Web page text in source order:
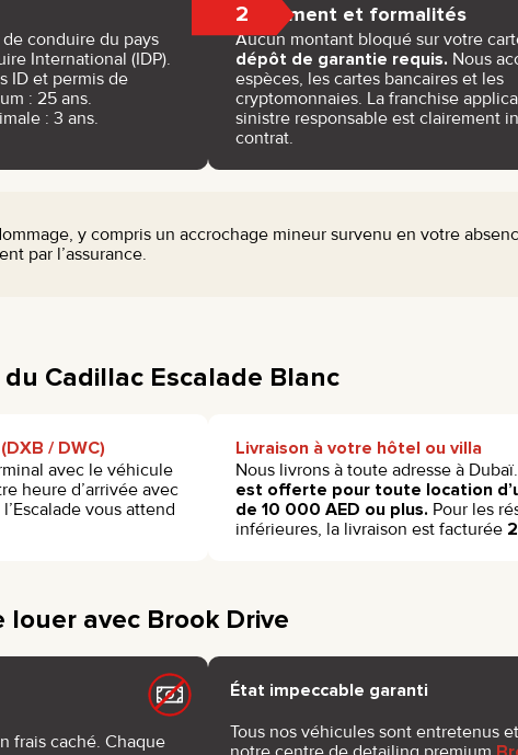
conduire du pays
International (IDP).
ID et permis de
: 25 ans.
: 3 ans.
2 Paiement et formalités
Aucun montant bloqué sur votre
dépôt de garantie requis. Nous
espèces, les cartes bancaires et les
cryptomonnaies. La franchise
sinistre responsable est clairement
contrat.
y compris un accrochage mineur survenu en votre
par l’assurance.
Cadillac Escalade Blanc
/ DWC)
avec le véhicule
heure d’arrivée avec
vous attend
Livraison à votre hôtel ou villa
Nous livrons à toute adresse à Dubaï.
est offerte pour toute location
de 10 000 AED ou plus. Pour les
inférieures, la livraison est facturée
avec Brook Drive
frais caché. Chaque
État impeccable garanti
Tous nos véhicules sont entretenus